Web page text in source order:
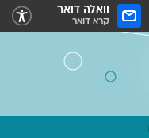
וואלה דואר
קרא דואר